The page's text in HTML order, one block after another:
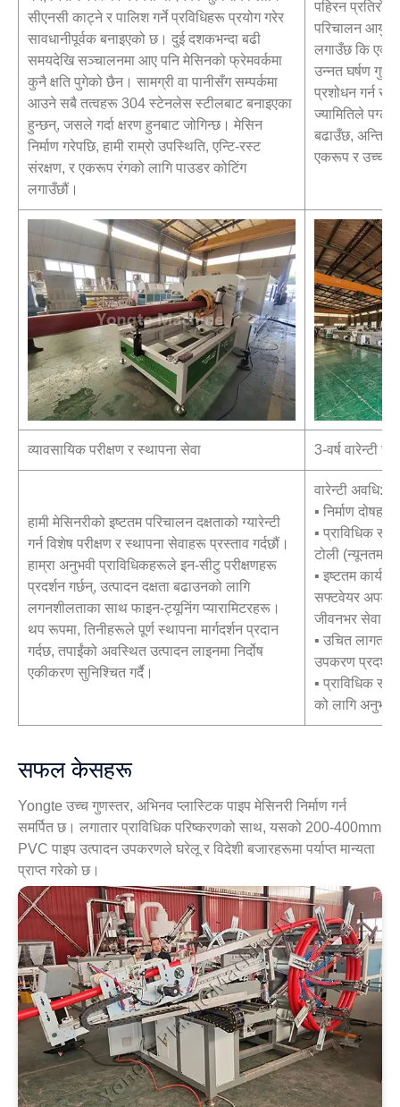
सीएनसी काट्ने र पालिश गर्ने प्रविधिहरू प्रयोग गरेर
सावधानीपूर्वक बनाइएको छ। दुई दशकभन्दा बढी
समयदेखि सञ्चालनमा आए पनि मेसिनको फ्रेमवर्कमा
कुनै क्षति पुगेको छैन। सामग्री वा पानीसँग सम्पर्कमा
आउने सबै तत्वहरू 304 स्टेनलेस स्टीलबाट बनाइएका
हुन्छन्, जसले गर्दा क्षरण हुनबाट जोगिन्छ। मेसिन
निर्माण गरेपछि, हामी राम्रो उपस्थिति, एन्टि-रस्ट
संरक्षण, र एकरूप रंगको लागि पाउडर कोटिंग
लगाउँछौं।
पहिरन
परिचालन आयु
लगाउँछ कि
उन्नत घर्षण
प्रशोधन गर्न
ज्यामितिले
बढाउँछ, अन्तिम
एकरूप र उच्च
व्यावसायिक परीक्षण र स्थापना सेवा 3-वर्ष वारेन्टी
हामी मेसिनरीको इष्टतम परिचालन दक्षताको ग्यारेन्टी
गर्न विशेष परीक्षण र स्थापना सेवाहरू प्रस्ताव गर्दछौं।
हाम्रा अनुभवी प्राविधिकहरूले इन-सीटु परीक्षणहरू
प्रदर्शन गर्छन्, उत्पादन दक्षता बढाउनको लागि
लगनशीलताका साथ फाइन-ट्यूनिंग प्यारामिटरहरू।
थप रूपमा, तिनीहरूले पूर्ण स्थापना मार्गदर्शन प्रदान
गर्दछ, तपाईंको अवस्थित उत्पादन लाइनमा निर्दोष
एकीकरण सुनिश्चित गर्दै।
वारेन्टी अवधि: 3
▪ निर्माण
▪ प्राविधिक
टोली (न्यूनतम
▪ इष्टतम
सफ्टवेयर
जीवनभर सेवा
▪ उचित लागतमा
उपकरण
▪ प्राविधिक
को लागि
सफल केसहरू
Yongte उच्च गुणस्तर, अभिनव प्लास्टिक पाइप मेसिनरी निर्माण गर्न
समर्पित छ। लगातार प्राविधिक परिष्करणको साथ, यसको 200-400mm
PVC पाइप उत्पादन उपकरणले घरेलू र विदेशी बजारहरूमा पर्याप्त मान्यता
प्राप्त गरेको छ।